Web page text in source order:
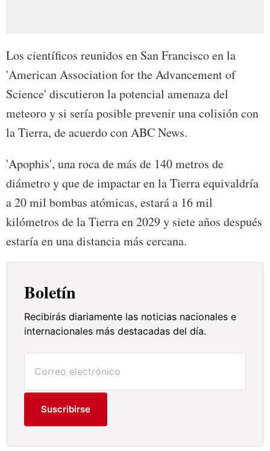
Los científicos reunidos en San Francisco en la
'American Association for the Advancement of
Science' discutieron la potencial amenaza del
meteoro y si sería posible prevenir una colisión con
la Tierra, de acuerdo con ABC News.
'Apophis', una roca de más de 140 metros de
diámetro y que de impactar en la Tierra equivaldría
a 20 mil bombas atómicas, estará a 16 mil
kilómetros de la Tierra en 2029 y siete años después
estaría en una distancia más cercana.
Boletín
Recibirás diariamente las noticias nacionales e
internacionales más destacadas del día.
Suscribirse